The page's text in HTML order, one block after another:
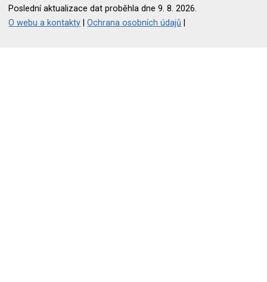
Poslední aktualizace dat proběhla dne 9. 8. 2026.
O webu a kontakty |Ochrana osobních údajů